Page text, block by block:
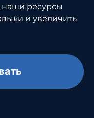
наши ресурсы
и увеличить